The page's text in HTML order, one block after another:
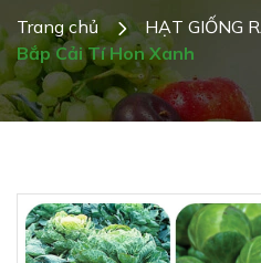
Trang chủ HẠT GIỐNG
Bắp Cải Tí Hon Xanh